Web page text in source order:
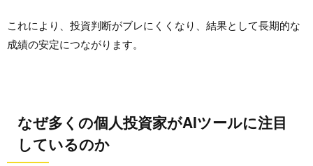
これにより、投資判断がブレにくくなり、結果として長期的な
成績の安定につながります。
なぜ多くの個人投資家がAIツールに注目
しているのか